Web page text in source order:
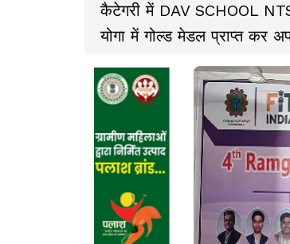
कैटेगरी में DAV SCHOOL
योगा में गोल्ड मेडल प्राप्त कर